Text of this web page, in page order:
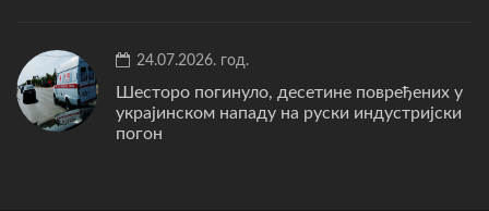
24.07.2026. год.
Шесторо погинуло, десетине повређених у
украјинском нападу на руски индустријски
погон